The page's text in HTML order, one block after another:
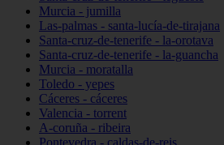
Murcia - jumilla
Las-palmas - santa-lucía-de-tirajana
Santa-cruz-de-tenerife - la-orotava
Santa-cruz-de-tenerife - la-guancha
Murcia - moratalla
Toledo - yepes
Cáceres - cáceres
Valencia - torrent
A-coruña - ribeira
Pontevedra - caldas-de-reis